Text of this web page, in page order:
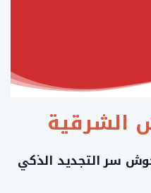
الشرقية
سر التجديد الذكي